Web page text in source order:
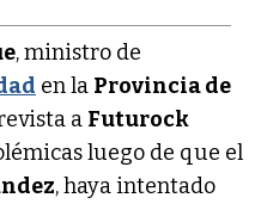
, ministro de
en la Provincia de
a Futurock
luego de que el
, haya intentado